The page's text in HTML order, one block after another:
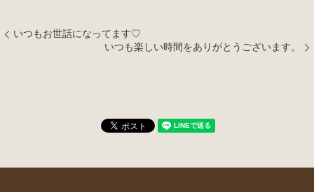
いつもお世話になってます♡
いつも楽しい時間をありがとうございます。